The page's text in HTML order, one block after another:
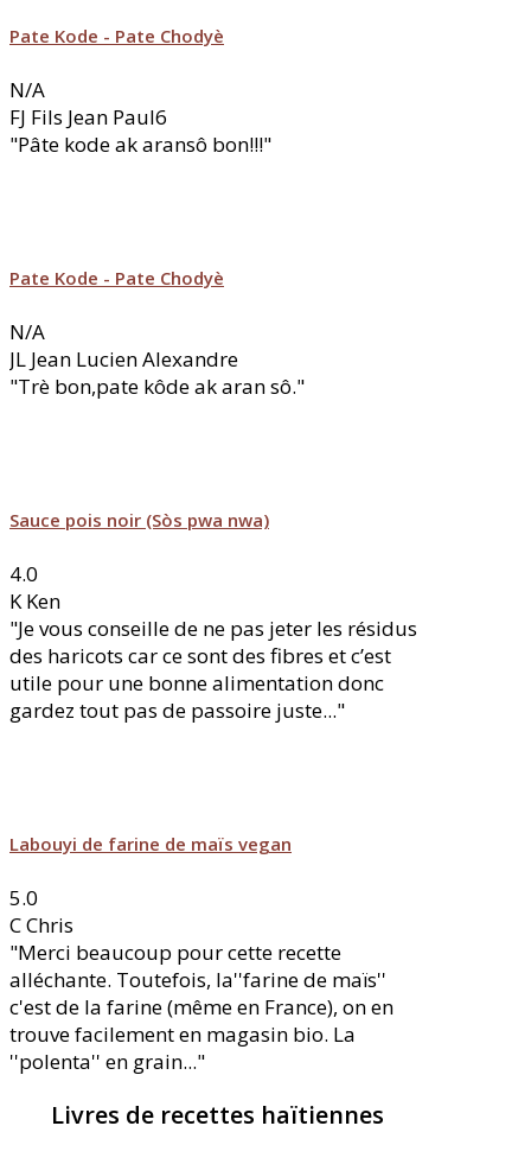
Pate Kode - Pate Chodyè
N/A
FJ Fils Jean Paul6
"Pâte kode ak aransô bon!!!"
Pate Kode - Pate Chodyè
N/A
JL Jean Lucien Alexandre
"Trè bon,pate kôde ak aran sô."
Sauce pois noir (Sòs pwa nwa)
4.0
K Ken
"Je vous conseille de ne pas jeter les résidus
des haricots car ce sont des fibres et c’est
utile pour une bonne alimentation donc
gardez tout pas de passoire juste..."
Labouyi de farine de maïs vegan
5.0
CChris
"Merci beaucoup pour cette recette
alléchante. Toutefois, la''farine de maïs''
c'est de la farine (même en France), on en
trouve facilement en magasin bio. La
''polenta'' en grain..."
Livres de recettes haïtiennes